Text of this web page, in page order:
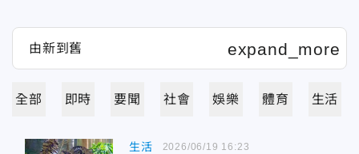
全部 即時 要聞 社會 娛樂 體育 生活
生活 2026/06/19 16:23